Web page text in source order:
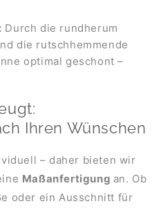
Durch die rundherum
die rutschhemmende
optimal geschont –
Ihren Wünschen
– daher bieten wir
Maßanfertigung an. Ob
oder ein Ausschnitt für